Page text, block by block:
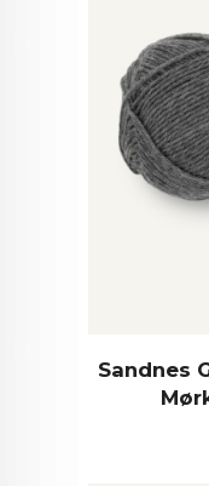
Sandnes